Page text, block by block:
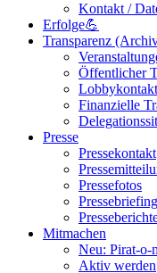
Kontakt /
Erfolge💪
Transparenz
Öffentlicher
Finanzielle
Presse
Pressekontakt
Pressefotos
Mitmachen
Neu: Pirat-o-
Aktiv werden